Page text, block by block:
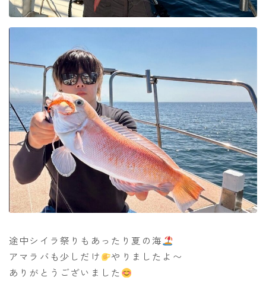
途中シイラ祭りもあったり夏の海
アマラバも少しだけ
やりましたよ〜
ありがとうございました